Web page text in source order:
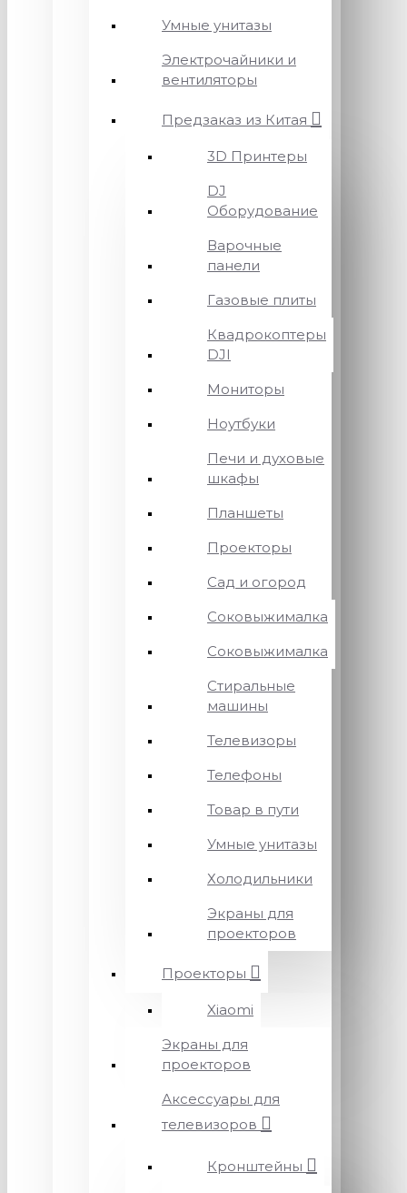
Умные унитазы
Электрочайники и
вентиляторы
Предзаказ из Китая
3D Принтеры
DJ
Оборудование
Варочные
панели
Газовые плиты
Квадрокоптеры
DJI
Мониторы
Ноутбуки
Печи и духовые
шкафы
Планшеты
Проекторы
Сад и огород
Соковыжималка
Соковыжималка
Стиральные
машины
Телевизоры
Телефоны
Товар в пути
Умные унитазы
Холодильники
Экраны для
проекторов
Проекторы
Xiaomi
Экраны для
проекторов
Аксессуары для
телевизоров
Кронштейны